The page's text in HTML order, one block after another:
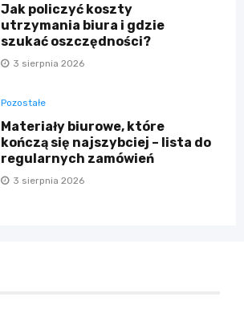
Jak policzyć koszty
utrzymania biura i gdzie
szukać oszczędności?
3 sierpnia 2026
Pozostałe
Materiały biurowe, które
kończą się najszybciej – lista do
regularnych zamówień
3 sierpnia 2026